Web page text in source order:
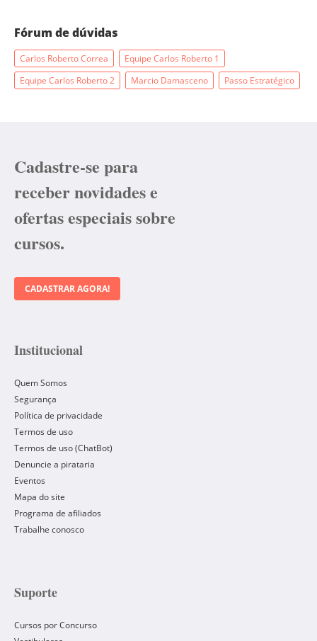
Fórum de dúvidas
Carlos Roberto Correa
Equipe Carlos Roberto 1
Equipe Carlos Roberto 2
Marcio Damasceno Passo Estratégico
Cadastre-se para
receber novidades e
ofertas especiais sobre
cursos.
CADASTRAR AGORA!
Institucional
Quem Somos
Segurança
Política de privacidade
Termos de uso
Termos de uso (ChatBot)
Denuncie a pirataria
Eventos
Mapa do site
Programa de afiliados
Trabalhe conosco
Suporte
Cursos por Concurso